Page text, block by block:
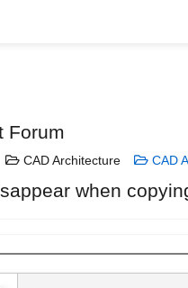
Forum
CAD Architecture CAD
when